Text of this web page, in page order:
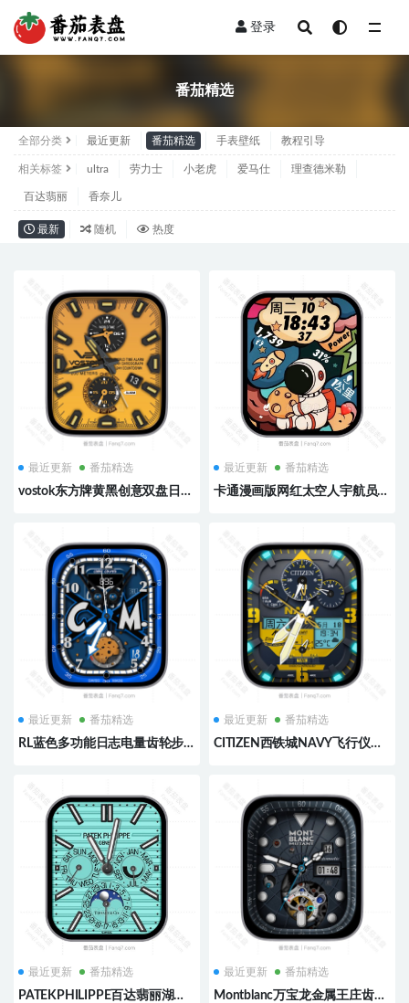
登录
番茄精选
全部分类 最近更新 番茄精选 手表壁纸 教程引导
相关标签 ultra 劳力士 小老虎 爱马仕 理查德米勒
百达翡丽 香奈儿
最新 随机 热度
最近更新 番茄精选
vostok东方牌黄黑创意双盘日历
最近更新 番茄精选
卡通漫画版网红太空人宇航员彩
最近更新 番茄精选
RL蓝色多功能日志电量齿轮步
最近更新 番茄精选
CITIZEN西铁城NAVY飞行仪表
最近更新 番茄精选
PATEKPHILIPPE百达翡丽湖高
最近更新 番茄精选
Montblanc万宝龙金属王庄齿轮